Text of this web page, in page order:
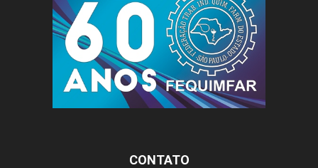
CONTATO